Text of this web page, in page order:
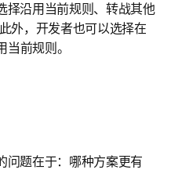
择沿用当前规则、转战其他
外，开发者也可以选择在
前规则。
问题在于：哪种方案更有